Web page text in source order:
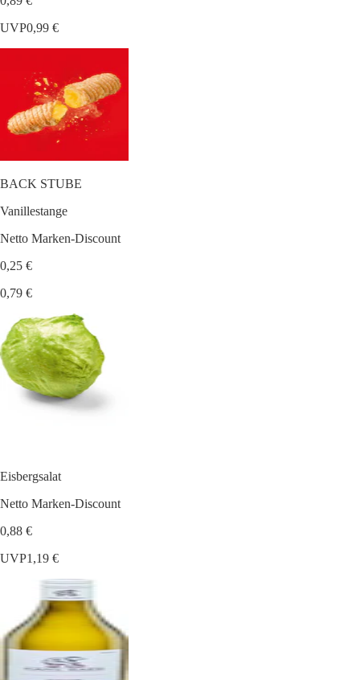
UVP0,99 €
BACK STUBE
Vanillestange
Netto Marken-Discount
0,25 €
0,79 €
Eisbergsalat
Netto Marken-Discount
0,88 €
UVP1,19 €